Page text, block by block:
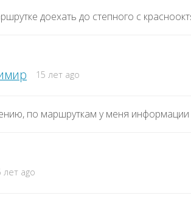
доехать до степного с
15 лет ago
по маршруткам у меня информации
лет ago